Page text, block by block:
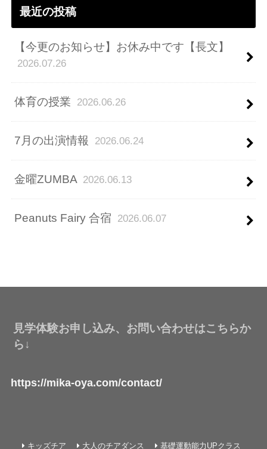
最近の投稿
【今更のお知らせ】お休み中です【長文】
2026.07.26
体育の授業 2026.06.26
7月の出演情報 2026.06.24
金曜ZUMBA 2026.06.13
Peanuts Fairy 合宿 2026.06.07
見学体験お申し込み、お問い合わせはこちらか
ら↓
https://mika-oya.com/contact/
キッズチア 大人のチアダンス 基礎運動能力UPクラス